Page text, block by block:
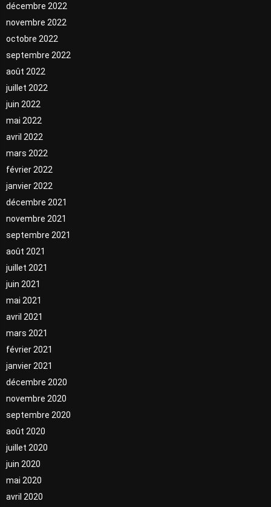
décembre 2022
novembre 2022
octobre 2022
septembre 2022
août 2022
juillet 2022
juin 2022
mai 2022
avril 2022
mars 2022
février 2022
janvier 2022
décembre 2021
novembre 2021
septembre 2021
août 2021
juillet 2021
juin 2021
mai 2021
avril 2021
mars 2021
février 2021
janvier 2021
décembre 2020
novembre 2020
septembre 2020
août 2020
juillet 2020
juin 2020
mai 2020
avril 2020